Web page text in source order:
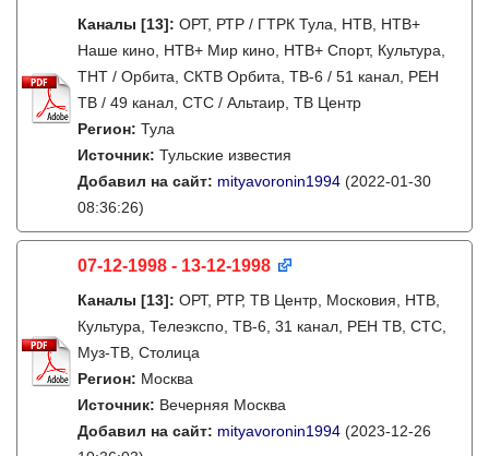
Каналы [13]: ОРТ, РТР / ГТРК Тула, НТВ, НТВ+
Наше кино, НТВ+ Мир кино, НТВ+ Спорт, Культура,
ТНТ / Орбита, СКТВ Орбита, ТВ-6 / 51 канал, РЕН
ТВ / 49 канал, СТС / Альтаир, ТВ Центр
Регион: Тула
Источник: Тульские известия
Добавил на сайт: mityavoronin1994 (2022-01-30
08:36:26)
07-12-1998 - 13-12-1998
Каналы [13]: ОРТ, РТР, ТВ Центр, Московия, НТВ,
Культура, Телеэкспо, ТВ-6, 31 канал, РЕН ТВ, СТС,
Муз-ТВ, Столица
Регион: Москва
Источник: Вечерняя Москва
Добавил на сайт: mityavoronin1994 (2023-12-26